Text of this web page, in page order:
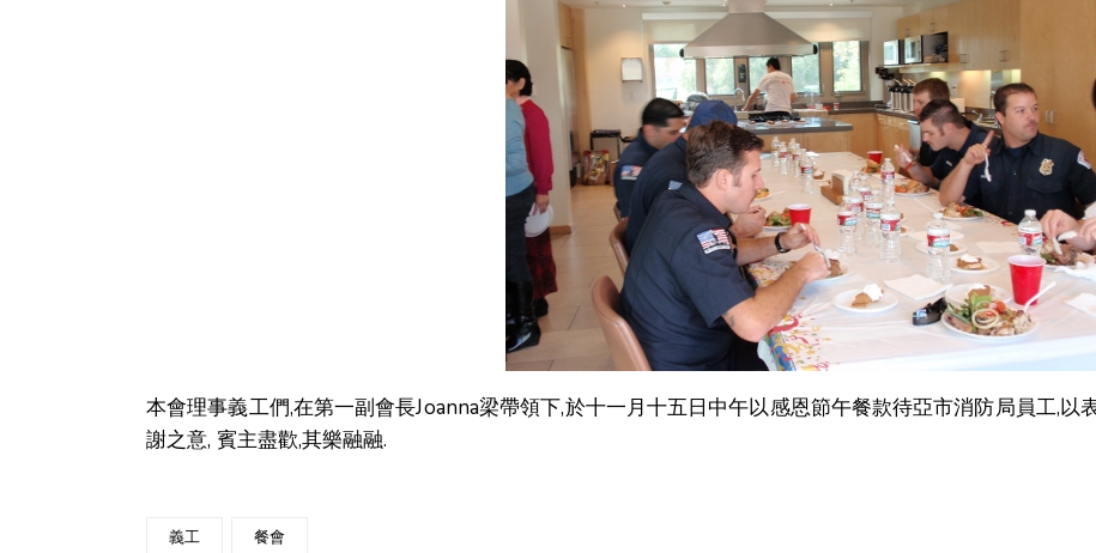
本會理事義工們,在第一副會長Joanna梁帶領下,於十一月十五日中午以感恩節午餐款待亞市消防局員工,
謝之意, 賓主盡歡,其樂融融.
義工 餐會